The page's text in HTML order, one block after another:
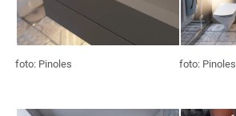
foto: Pinoles foto: Pinoles